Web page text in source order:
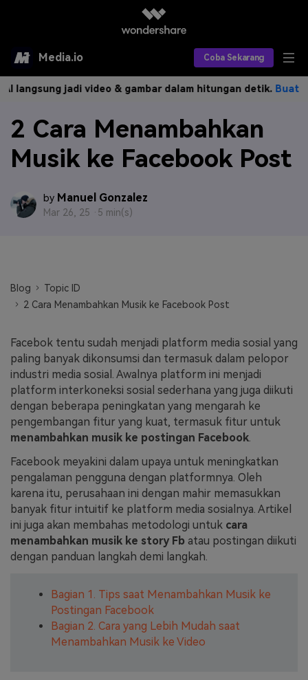
Media.io Coba Sekarang
Alat AI
AI Video
AI Gambar
Produk AI
Asisten Video AI
Editor Gambar AI
Efek AI
Efek Video
FAQs Hubungi Kami
Tips & Tutorial AI
Postingan Terbaru
Jelajahi Lebih Banyak >>
Harga
Berkreasi dengan AI
jadi video & gambar dalam hitungan detik.Buat
2 Cara Menambahkan
Musik ke Facebook Post
by Manuel Gonzalez
Mar 26, 25 · 5 min(s)
Blog
Topic ID
2 Cara Menambahkan Musik ke Facebook Post
Facebok tentu sudah menjadi platform media sosial yang
paling banyak dikonsumsi dan termasuk dalam pelopor
industri media sosial. Awalnya platform ini menjadi
platform interkoneksi sosial sederhana yang juga diikuti
dengan beberapa peningkatan yang mengarah ke
pengembangan fitur yang kuat, termasuk fitur untuk
menambahkan musik ke postingan Facebook
Facebook meyakini dalam upaya untuk meningkatkan
pengalaman pengguna dengan platformnya. Oleh
karena itu, perusahaan ini dengan mahir memasukkan
banyak fitur intuitif ke platform media sosialnya. Artikel
ini juga akan membahas metodologi untuk cara
menambahkan musik ke story Fb atau postingan diikuti
dengan panduan langkah demi langkah.
Bagian 1. Tips saat Menambahkan Musik ke
Postingan Facebook
Bagian 2. Cara yang Lebih Mudah saat
Menambahkan Musik ke Video